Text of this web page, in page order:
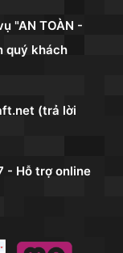
"AN TOÀN -
quý khách
(trả lời
- Hỗ trợ online